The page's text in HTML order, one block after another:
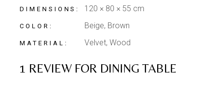
DIMENSIONS 120 × 80 × 55 cm
COLOR Beige, Brown
MATERIAL Velvet, Wood
1 REVIEW FOR DINING TABLE